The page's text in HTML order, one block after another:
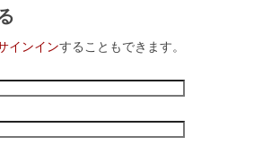
インインすることもできます。